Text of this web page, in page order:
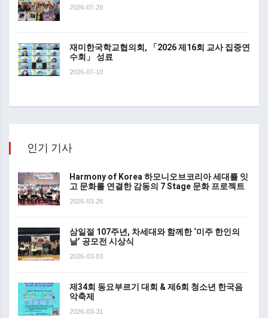
2026-07-20
재미한국학교협의회, 「2026 제16회 교사 집중연
수회」 성료
2026-07-10
인기 기사
Harmony of Korea 하모니오브코리아 세대를 잇
고 문화를 연결한 감동의 7 Stage 문화 프로젝트
2026-03-26
삼일절 107주년, 차세대와 함께한 ‘미주 한인의
날’ 공모전 시상식
2026-03-03
제34회 동요부르기 대회 & 제6회 청소년 한국음
악축제
2026-03-31